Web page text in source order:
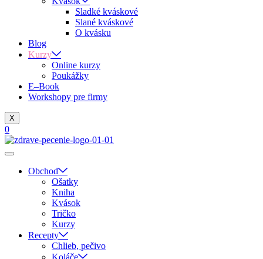
Sladké kváskové
Slané kváskové
O kvásku
Blog
Kurzy
Online kurzy
Poukážky
E–Book
Workshopy pre firmy
X
0
Obchod
Ošatky
Kniha
Kvások
Tričko
Kurzy
Recepty
Chlieb, pečivo
Koláče